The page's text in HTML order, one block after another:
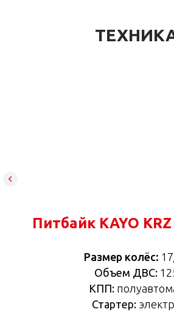
Питбайк KAYO
Размер колёс:
Объем ДВС:
КПП:
Стартер: